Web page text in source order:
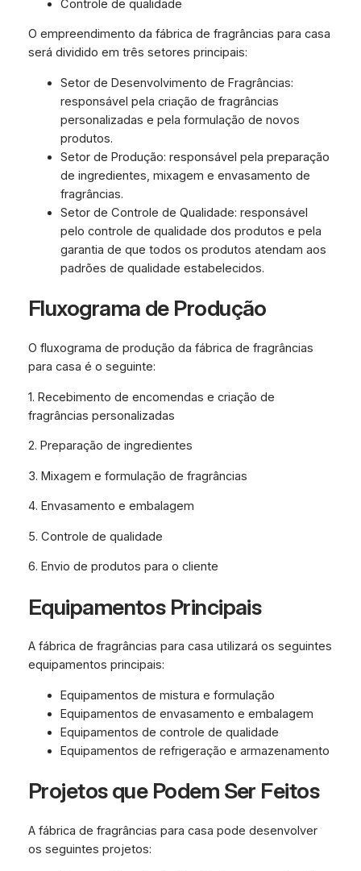
Controle de qualidade
O empreendimento da fábrica de fragrâncias para casa
será dividido em três setores principais:
Setor de Desenvolvimento de Fragrâncias:
responsável pela criação de fragrâncias
personalizadas e pela formulação de novos
produtos.
Setor de Produção: responsável pela preparação
de ingredientes, mixagem e envasamento de
fragrâncias.
Setor de Controle de Qualidade: responsável
pelo controle de qualidade dos produtos e pela
garantia de que todos os produtos atendam aos
padrões de qualidade estabelecidos.
Fluxograma de Produção
O fluxograma de produção da fábrica de fragrâncias
para casa é o seguinte:
1. Recebimento de encomendas e criação de
fragrâncias personalizadas
2. Preparação de ingredientes
3. Mixagem e formulação de fragrâncias
4. Envasamento e embalagem
5. Controle de qualidade
6. Envio de produtos para o cliente
Equipamentos Principais
A fábrica de fragrâncias para casa utilizará os seguintes
equipamentos principais:
Equipamentos de mistura e formulação
Equipamentos de envasamento e embalagem
Equipamentos de controle de qualidade
Equipamentos de refrigeração e armazenamento
Projetos que Podem Ser Feitos
A fábrica de fragrâncias para casa pode desenvolver
os seguintes projetos: